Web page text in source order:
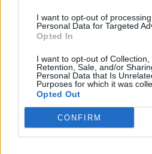
I want to opt-out of
Personal Data for Targeted
Opted In
I want to opt-out of Collection,
Retention, Sale, and/or
Personal Data that Is
Purposes for which it was
Opted Out
CONFIRM
Pse e prekim vazhdimisht
butonin e ashensorit edhe
shpjegon këtë zakon